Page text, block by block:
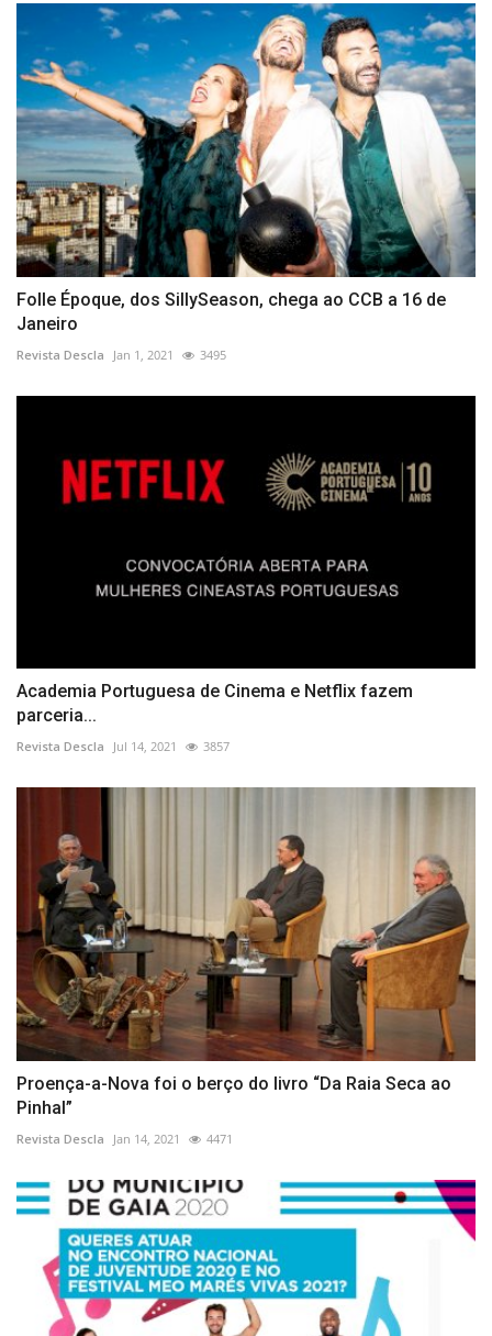
Folle Époque, dos SillySeason, chega ao CCB a 16 de
Janeiro
Revista Descla Jan 1, 2021 3495
Academia Portuguesa de Cinema e Netflix fazem
parceria...
Revista Descla Jul 14, 2021 3857
Proença-a-Nova foi o berço do livro “Da Raia Seca ao
Pinhal”
Revista Descla Jan 14, 2021 4471